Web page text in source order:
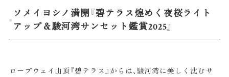
ソメイヨシノ満開『碧テラス煌めく夜桜ライト
アップ＆駿河湾サンセット鑑賞2025』
ロープウェイ山頂『碧テラス』からは、駿河湾に美しく沈むサ